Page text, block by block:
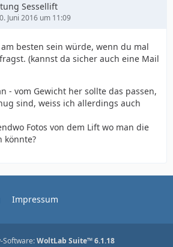
Sessellift
Juni 2016 um 11:09
am besten sein würde, wenn du mal
(kannst da sicher auch eine Mail
- vom Gewicht her sollte das passen,
sind, weiss ich allerdings auch
Fotos von dem Lift wo man die
könnte?
Impressum
Software:WoltLab Suite™ 6.1.18